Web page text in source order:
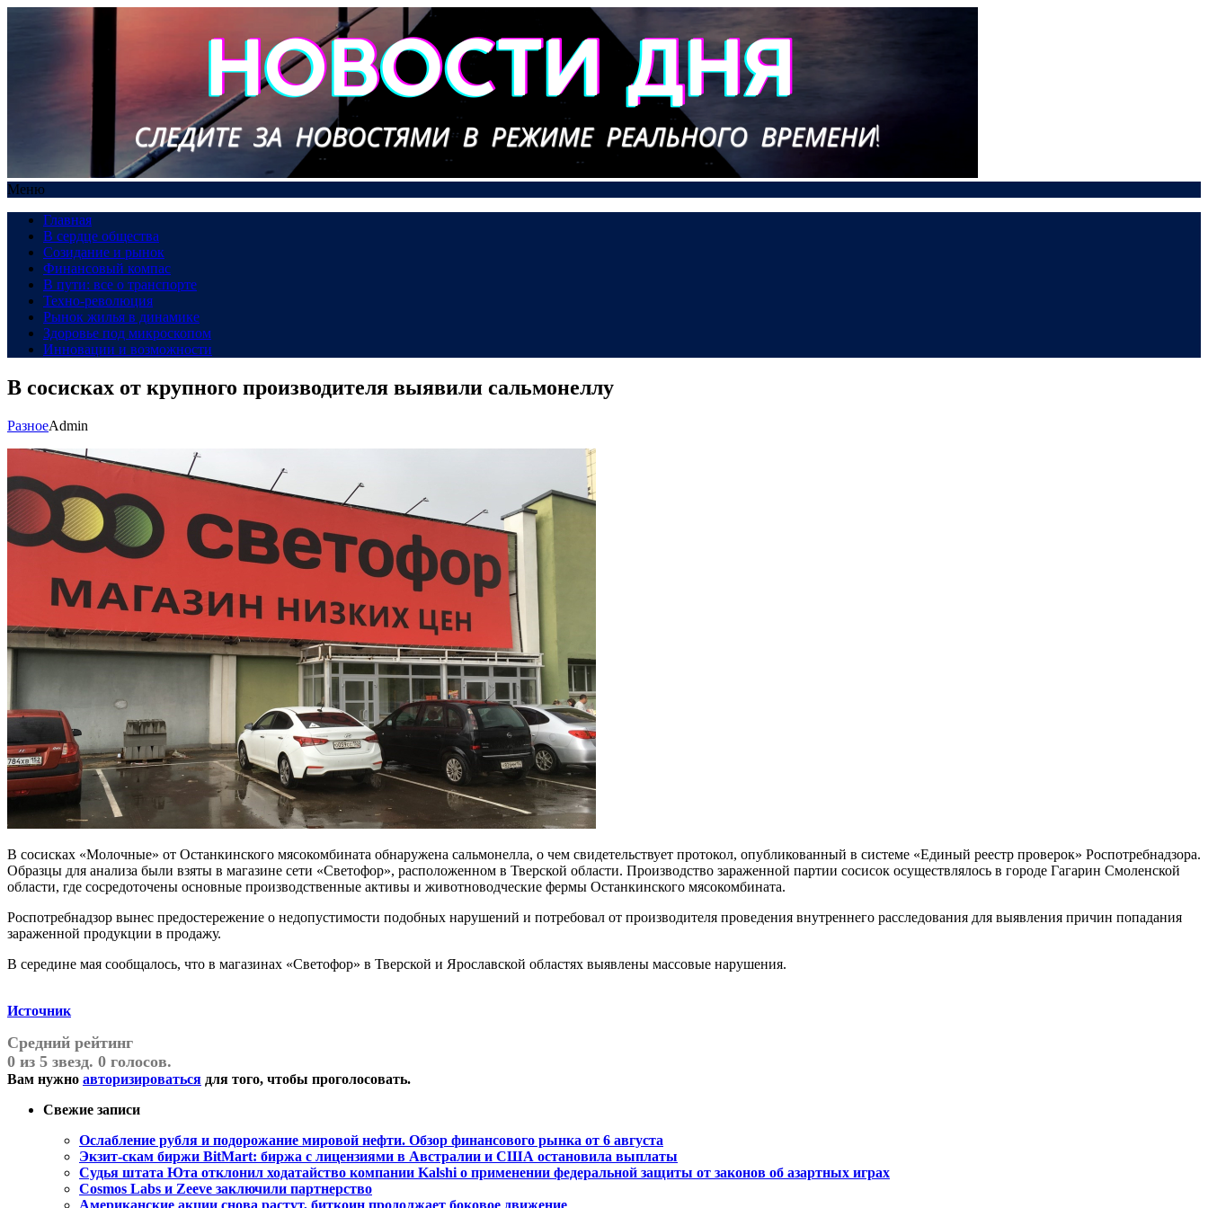
Меню
Главная
В сердце общества
Созидание и рынок
Финансовый компас
В пути: все о транспорте
Техно-революция
Рынок жилья в динамике
Здоровье под микроскопом
Инновации и возможности
В сосисках от крупного производителя выявили сальмонеллу
РазноеAdmin
В сосисках «Молочные» от Останкинского мясокомбината обнаружена сальмонелла, о чем свидетельствует протокол, опубликованный в системе «Единый реестр проверок» Роспотребнадзора.
Образцы для анализа были взяты в магазине сети «Светофор», расположенном в Тверской области. Производство зараженной партии сосисок осуществлялось в городе Гагарин Смоленской
области, где сосредоточены основные производственные активы и животноводческие фермы Останкинского мясокомбината.
Роспотребнадзор вынес предостережение о недопустимости подобных нарушений и потребовал от производителя проведения внутреннего расследования для выявления причин попадания
зараженной продукции в продажу.
В середине мая сообщалось, что в магазинах «Светофор» в Тверской и Ярославской областях выявлены массовые нарушения.
Источник
Средний рейтинг
0 из 5 звезд. 0 голосов.
Вам нужно авторизироваться для того, чтобы проголосовать.
Свежие записи
Ослабление рубля и подорожание мировой нефти. Обзор финансового рынка от 6 августа
Экзит-скам биржи BitMart: биржа с лицензиями в Австралии и США остановила выплаты
Судья штата Юта отклонил ходатайство компании Kalshi о применении федеральной защиты от законов об азартных играх
Cosmos Labs и Zeeve заключили партнерство
Американские акции снова растут, биткоин продолжает боковое движение